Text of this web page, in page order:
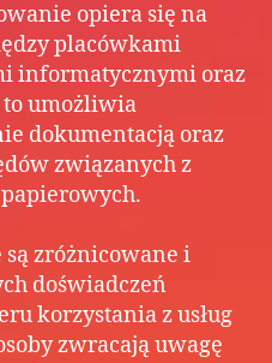
opiera się na
placówkami
informatycznymi oraz
to umożliwia
dokumentacją oraz
związanych z
zróżnicowane i
doświadczeń
korzystania z usług
zwracają uwagę